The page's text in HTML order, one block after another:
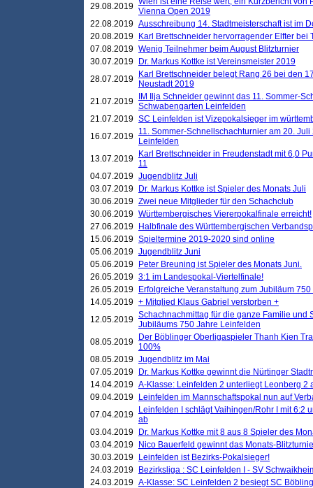
29.08.2019 Vienna Open 2019
22.08.2019 Ausschreibung 14. Stadtmeisterschaft ist im
20.08.2019
Karl Brettschneider hervorragender Elfter bei
07.08.2019 Wenig Teilnehmer beim August Blitzturnier
30.07.2019
Dr. Markus Kottke ist Vereinsmeister 2019
28.07.2019
Karl Brettschneider belegt Rang 26 bei den
Neustadt 2019
21.07.2019
IM Ilja Schneider gewinnt das 11. Sommer-
Schwabengarten Leinfelden
21.07.2019 SC Leinfelden ist Vizepokalsieger im
16.07.2019 11. Sommer-Schnellschachturnier am 20.
Leinfelden
13.07.2019
Karl Brettschneider in Freudenstadt mit 6,0
11
04.07.2019 Jugendblitz Juli
03.07.2019
Dr. Markus Kottke ist Spieler des Monats Juli
30.06.2019 Zwei neue Mitglieder für den Schachclub
30.06.2019 Württembergisches Viererpokalfinale erreicht!
27.06.2019
Halbfinale des Württembergischen
15.06.2019 Spieltermine 2019-2020 sind online
05.06.2019 Jugendblitz Juni
05.06.2019
Peter Breuning ist Spieler des Monats Juni.
26.05.2019 3:1 im Landespokal-Viertelfinale!
26.05.2019
Erfolgreiche Veranstaltung zum Jubiläum
14.05.2019 + Mitglied Klaus Gabriel verstorben +
12.05.2019 Schachnachmittag für die ganze Familie und
Jubiläums 750 Jahre Leinfelden
08.05.2019
Der Böblinger Oberligaspieler Thanh Kien
100%
08.05.2019 Jugendblitz im Mai
07.05.2019
Dr. Markus Kottke gewinnt die Nürtinger
14.04.2019 A-Klasse: Leinfelden 2 unterliegt Leonberg 2
09.04.2019
Leinfelden im Mannschaftspokal nun auf
07.04.2019
Leinfelden I schlägt Vaihingen/Rohr I mit 6:2
ab
03.04.2019
Dr. Markus Kottke mit 8 aus 8 Spieler des
03.04.2019
Nico Bauerfeld gewinnt das Monats-
30.03.2019
Leinfelden ist Bezirks-Pokalsieger!
24.03.2019
Bezirksliga : SC Leinfelden I - SV
24.03.2019 A-Klasse: SC Leinfelden 2 besiegt SC